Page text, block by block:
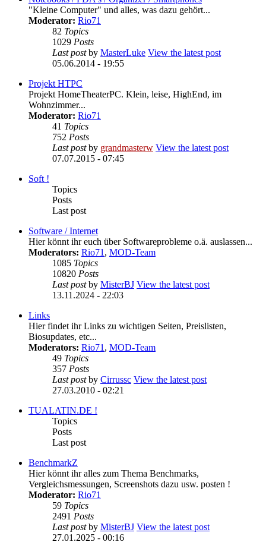
"Kleine Computer" und alles, was dazu gehört...
Moderator: Rio71
82 Topics
1029 Posts
Last postby MasterLuke View the latest post
05.06.2014 - 19:55
Projekt HTPC
Projekt HomeTheaterPC. Klein, leise, HighEnd, im
Wohnzimmer...
Moderator: Rio71
41 Topics
752 Posts
Last postby grandmasterw View the latest post
07.07.2015 - 07:45
Soft !
Topics
Posts
Last post
Software / Internet
Hier könnt ihr euch über Softwareprobleme o.ä. auslassen...
Moderators: Rio71, MOD-Team
1085 Topics
10820 Posts
Last postby MisterBJ View the latest post
13.11.2024 - 22:03
Links
Hier findet ihr Links zu wichtigen Seiten, Preislisten,
Biosupdates, etc...
Moderators: Rio71, MOD-Team
49 Topics
357 Posts
Last postby Cirrussc View the latest post
27.03.2010 - 02:21
TUALATIN.DE !
Topics
Posts
Last post
BenchmarkZ
Hier könnt ihr alles zum Thema Benchmarks,
Vergleichsmessungen, Screenshots dazu usw. posten !
Moderator: Rio71
59 Topics
2491 Posts
Last postby MisterBJ View the latest post
27.01.2025 - 00:16